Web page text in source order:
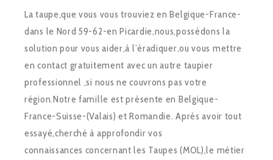
La taupe,que vous vous trouviez en Belgique-France-
dans le Nord 59-62-en Picardie,nous,possédons la
solution pour vous aider,à l’éradiquer,ou vous mettre
en contact gratuitement avec un autre taupier
professionnel ,si nous ne couvrons pas votre
région.Notre famille est présente en Belgique-
France-Suisse-(Valais) et Romandie. Après avoir tout
essayé,cherché à approfondir vos
connaissances concernant les Taupes (MOL),le métier